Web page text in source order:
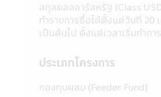
ราชบัญญัติหลักทรัพย์ และตลา
พ.ศ. 2535 (ที่แก้ไขเพิ่มเติม)
11. ข้อมูลในแอปพลิเคชันผ่าน
และไม่ถือเป็นการแทนคำแนะนำ
บุคคลใดทำการซื้อ หรือขายผลิ
สกุลดอลลาร์สหรัฐ (Class
ทำรายการซื้อได้ตั้งแต่วันที่ 20
เป็นต้นไป ตั้งแต่เวลาเริ่มทำกา
ประเภทโครงการ
กองทุนผสม (Feeder Fund)